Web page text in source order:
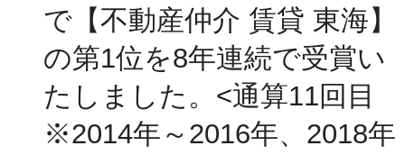
で【不動産仲介 賃貸 東海】
の第1位を8年連続で受賞い
たしました。<通算11回目
※2014年～2016年、2018年